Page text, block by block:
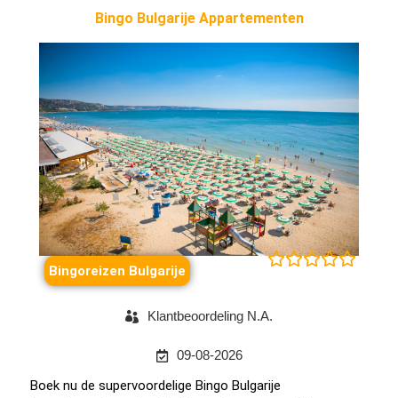
Bingo Bulgarije Appartementen

Bingoreizen Bulgarije
Klantbeoordeling N.A.
09-08-2026
Boek nu de supervoordelige Bingo Bulgarije